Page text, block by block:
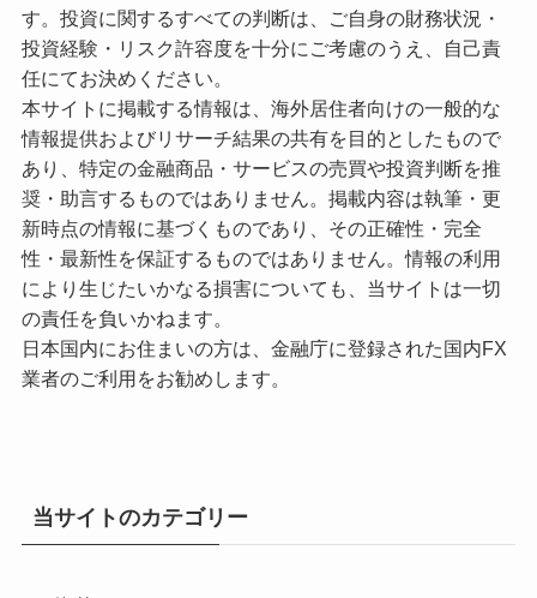
す。投資に関するすべての判断は、ご自身の財務状況・
投資経験・リスク許容度を十分にご考慮のうえ、自己責
任にてお決めください。
本サイトに掲載する情報は、海外居住者向けの一般的な
情報提供およびリサーチ結果の共有を目的としたもので
あり、特定の金融商品・サービスの売買や投資判断を推
奨・助言するものではありません。掲載内容は執筆・更
新時点の情報に基づくものであり、その正確性・完全
性・最新性を保証するものではありません。情報の利用
により生じたいかなる損害についても、当サイトは一切
の責任を負いかねます。
日本国内にお住まいの方は、金融庁に登録された国内FX
業者のご利用をお勧めします。
当サイトのカテゴリー